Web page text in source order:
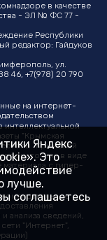
в качестве
- ЭЛ № ФС 77 -
Республики
редактор: Гайдуков
ул.
46, +7(978) 20 790
на интернет-
"Крымская
"Крымской
в виде
материала с гипер-
анализа сведений,
"Интернет",
Яндекс
Это
лучше.
соглашаетесь